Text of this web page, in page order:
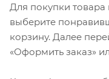
Для покупки
выберите
корзину. Далее
«Оформить заказ»